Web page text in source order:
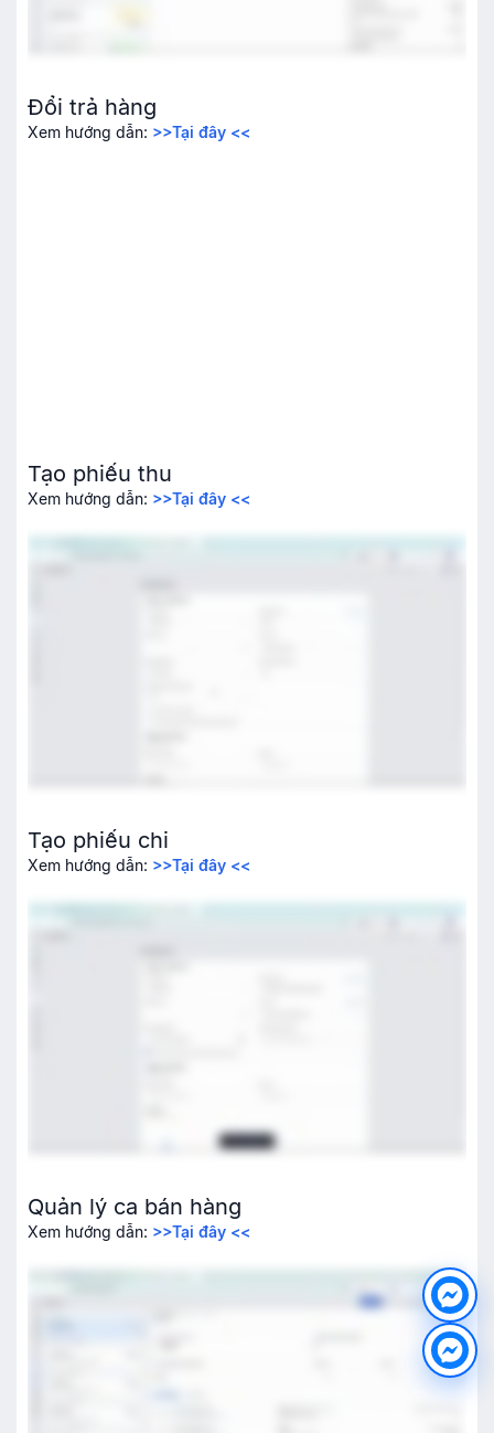
Đổi trả hàng
Xem hướng dẫn: >>Tại đây <<
Tạo phiếu thu
Xem hướng dẫn: >>Tại đây <<
Tạo phiếu chi
Xem hướng dẫn: >>Tại đây <<
Quản lý ca bán hàng
Xem hướng dẫn: >>Tại đây <<